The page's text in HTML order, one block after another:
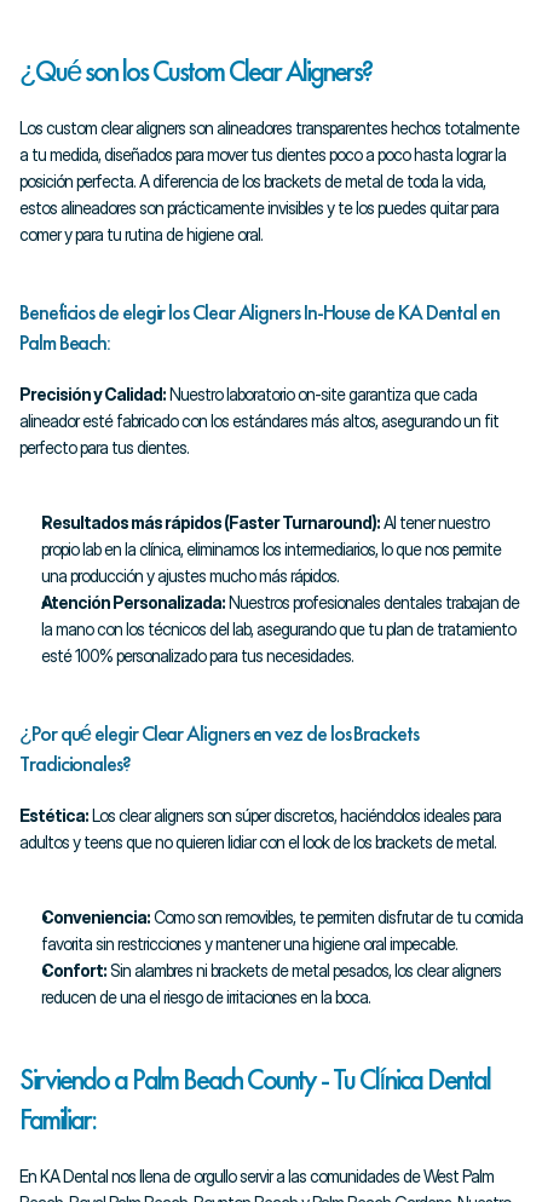
¿Qué son los Custom Clear Aligners?
Los custom clear aligners son alineadores transparentes hechos totalmente
a tu medida, diseñados para mover tus dientes poco a poco hasta lograr la
posición perfecta. A diferencia de los brackets de metal de toda la vida,
estos alineadores son prácticamente invisibles y te los puedes quitar para
comer y para tu rutina de higiene oral.
Beneficios de elegir los Clear Aligners In-House de KA Dental en
Palm Beach:
Precisión y Calidad: Nuestro laboratorio on-site garantiza que cada
alineador esté fabricado con los estándares más altos, asegurando un fit
perfecto para tus dientes.
Resultados más rápidos (Faster Turnaround): Al tener nuestro
propio lab en la clínica, eliminamos los intermediarios, lo que nos permite
una producción y ajustes mucho más rápidos.
Atención Personalizada: Nuestros profesionales dentales trabajan de
la mano con los técnicos del lab, asegurando que tu plan de tratamiento
esté 100% personalizado para tus necesidades.
¿Por qué elegir Clear Aligners en vez de los Brackets
Tradicionales?
Estética: Los clear aligners son súper discretos, haciéndolos ideales para
adultos y teens que no quieren lidiar con el look de los brackets de metal.
Conveniencia: Como son removibles, te permiten disfrutar de tu comida
favorita sin restricciones y mantener una higiene oral impecable.
Confort: Sin alambres ni brackets de metal pesados, los clear aligners
reducen de una el riesgo de irritaciones en la boca.
Sirviendo a Palm Beach County - Tu Clínica Dental
Familiar:
En KA Dental nos llena de orgullo servir a las comunidades de West Palm